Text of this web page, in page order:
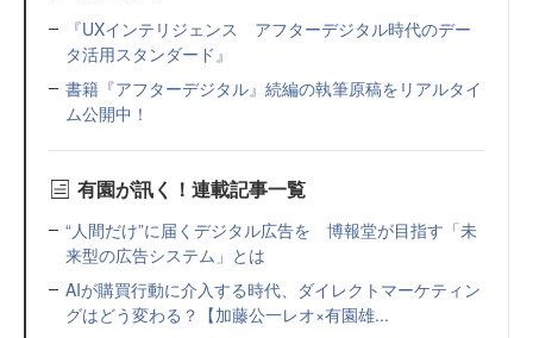
『UXインテリジェンス アフターデジタル時代のデー
タ活用スタンダード』
書籍『アフターデジタル』続編の執筆原稿をリアルタイ
ム公開中！
有園が訊く！連載記事一覧
“人間だけ”に届くデジタル広告を 博報堂が目指す「未
来型の広告システム」とは
AIが購買行動に介入する時代、ダイレクトマーケティン
グはどう変わる？【加藤公一レオ×有園雄...